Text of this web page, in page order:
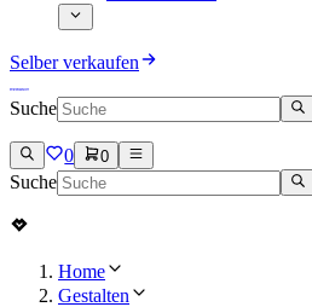
Selber verkaufen
Suche
0 0
Suche
Home
Gestalten